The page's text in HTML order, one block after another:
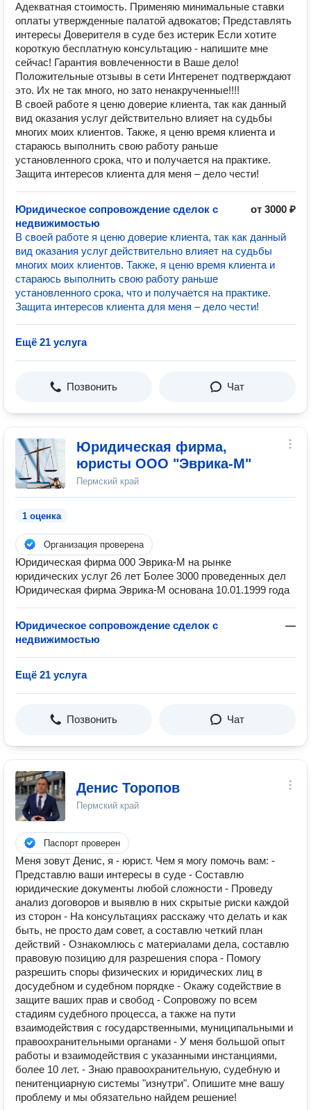
Адекватная стоимость. Применяю минимальные ставки
оплаты утвержденные палатой адвокатов; Представлять
интересы Доверителя в суде без истерик Если хотите
короткую бесплатную консультацию - напишите мне
сейчас! Гарантия вовлеченности в Ваше дело!
Положительные отзывы в сети Интеренет подтверждают
это. Их не так много, но зато ненакрученные!!!!
В своей работе я ценю доверие клиента, так как данный
вид оказания услуг действительно влияет на судьбы
многих моих клиентов. Также, я ценю время клиента и
стараюсь выполнить свою работу раньше
установленного срока, что и получается на практике.
Защита интересов клиента для меня – дело чести!
Юридическое сопровождение сделок с
недвижимостью
от 3000 ₽
В своей работе я ценю доверие клиента, так как данный
вид оказания услуг действительно влияет на судьбы
многих моих клиентов. Также, я ценю время клиента и
стараюсь выполнить свою работу раньше
установленного срока, что и получается на практике.
Защита интересов клиента для меня – дело чести!
Ещё 21 услуга
Позвонить Чат
Юридическая фирма,
юристы ООО "Эврика-М"
Пермский край
1 оценка
Организация проверена
Юридическая фирма 000 Эврика-М на рынке
юридических услуг 26 лет Более 3000 проведенных дел
Юридическая фирма Эврика-М основана 10.01.1999 года
Юридическое сопровождение сделок с
недвижимостью
—
Ещё 21 услуга
Позвонить Чат
Денис Торопов
Пермский край
Паспорт проверен
Меня зовут Денис, я - юрист. Чем я могу помочь вам: -
Представлю ваши интересы в суде - Составлю
юридические документы любой сложности - Проведу
анализ договоров и выявлю в них скрытые риски каждой
из сторон - На консультациях расскажу что делать и как
быть, не просто дам совет, а составлю четкий план
действий - Ознакомлюсь с материалами дела, составлю
правовую позицию для разрешения спора - Помогу
разрешить споры физических и юридических лиц в
досудебном и судебном порядке - Окажу содействие в
защите ваших прав и свобод - Сопровожу по всем
стадиям судебного процесса, а также на пути
взаимодействия с государственными, муниципальными и
правоохранительными органами - У меня большой опыт
работы и взаимодействия с указанными инстанциями,
более 10 лет. - Знаю правоохранительную, судебную и
пенитенциарную системы "изнутри". Опишите мне вашу
проблему и мы обязательно найдем решение!